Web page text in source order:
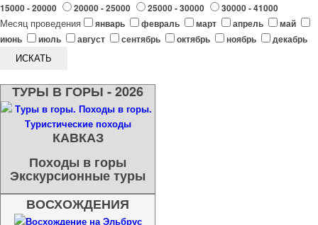
15000 - 20000
20000 - 25000 25000 - 30000 30000 - 41000
Месяц проведения январь февраль март апрель
май
июнь
июль август сентябрь октябрь ноябрь декабрь
ТУРЫ В ГОРЫ - 2026
КАВКАЗ
Походы в горы
Экскурсионные туры
ВОСХОЖДЕНИЯ